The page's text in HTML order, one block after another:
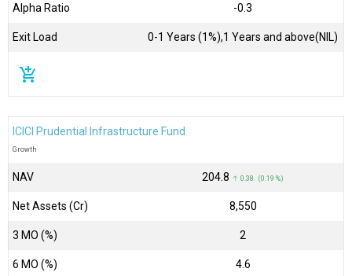
Alpha Ratio -0.3
Exit Load 0-1 Years (1%),1 Years and above(NIL)
add_shopping_cart
ICICI Prudential Infrastructure Fund
Growth
NAV ₹204.8 ↑ 0.38 (0.19 %)
Net Assets (Cr) ₹8,550
3 MO (%) 2
6 MO (%) 4.6